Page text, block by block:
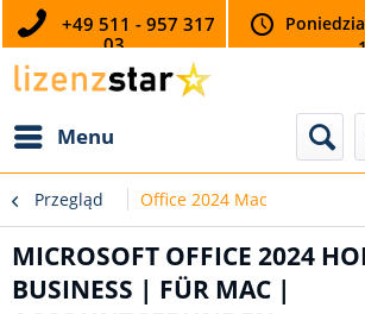
+49 511 - 957 317
03
Menu
Przegląd Office 2024 Mac
MICROSOFT OFFICE 2024
BUSINESS | FÜR MAC |